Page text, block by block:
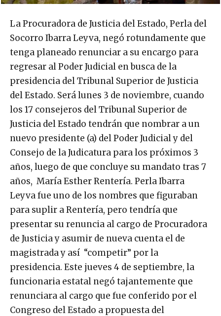
La Procuradora de Justicia del Estado, Perla del
Socorro Ibarra Leyva, negó rotundamente que
tenga planeado renunciar a su encargo para
regresar al Poder Judicial en busca de la
presidencia del Tribunal Superior de Justicia
del Estado. Será lunes 3 de noviembre, cuando
los 17 consejeros del Tribunal Superior de
Justicia del Estado tendrán que nombrar a un
nuevo presidente (a) del Poder Judicial y del
Consejo de la Judicatura para los próximos 3
años, luego de que concluye su mandato tras 7
años, María Esther Rentería. Perla Ibarra
Leyva fue uno de los nombres que figuraban
para suplir a Rentería, pero tendría que
presentar su renuncia al cargo de Procuradora
de Justicia y asumir de nueva cuenta el de
magistrada y así “competir” por la
presidencia. Este jueves 4 de septiembre, la
funcionaria estatal negó tajantemente que
renunciara al cargo que fue conferido por el
Congreso del Estado a propuesta del